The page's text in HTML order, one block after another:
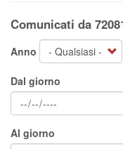
Comunicati da
Anno
Dal giorno
Al giorno